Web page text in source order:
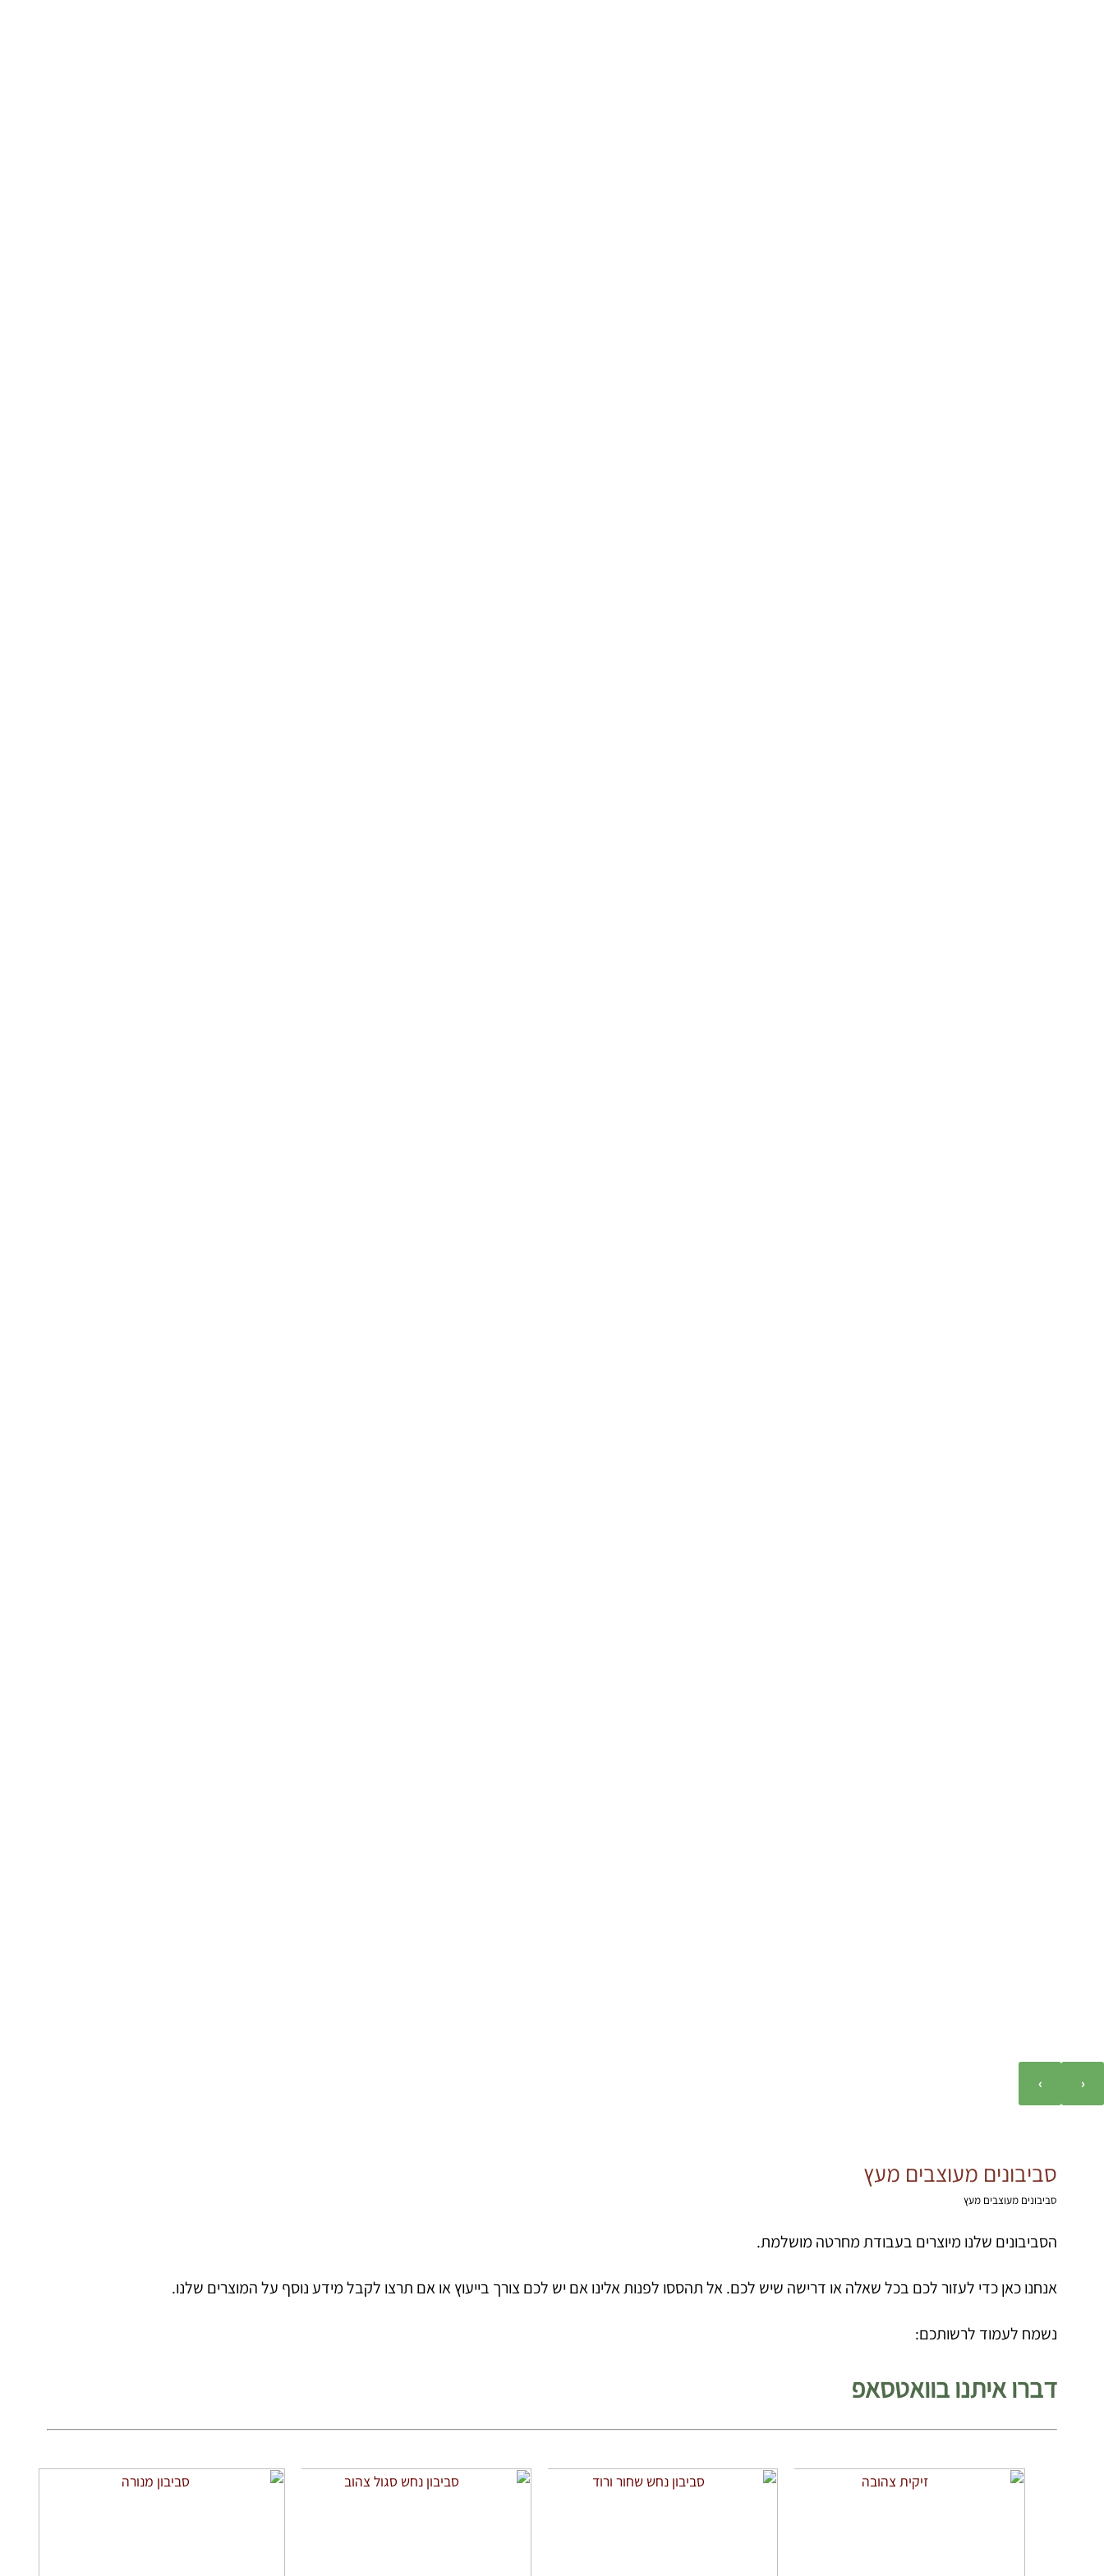
‹
›
סביבונים מעוצבים מעץ
סביבונים מעוצבים מעץ
הסביבונים שלנו מיוצרים בעבודת מחרטה מושלמת.
אנחנו כאן כדי לעזור לכם בכל שאלה או דרישה שיש לכם. אל תהססו לפנות אלינו אם יש לכם צורך בייעוץ או אם תרצו לקבל מידע נוסף על המוצרים שלנו.
נשמח לעמוד לרשותכם:
דברו איתנו בוואטסאפ